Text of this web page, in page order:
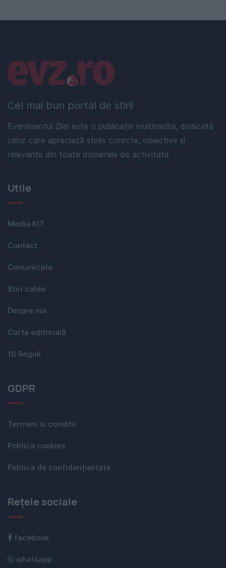
Cel mai bun portal de stiri!
Evenimentul Zilei este o publicație multimedia, dedicată
celor care apreciază știrile corecte, obiective și
relevante din toate domeniile de activitate
Linkuri utile
Utile
Media KIT
Contact
Comunicate
Stiri calde
Despre noi
Carta editorială
10 Reguli
GDPR
Termeni si conditii
Politica cookies
Politica de confidențialitate
Rețele sociale
facebook
whatsapp